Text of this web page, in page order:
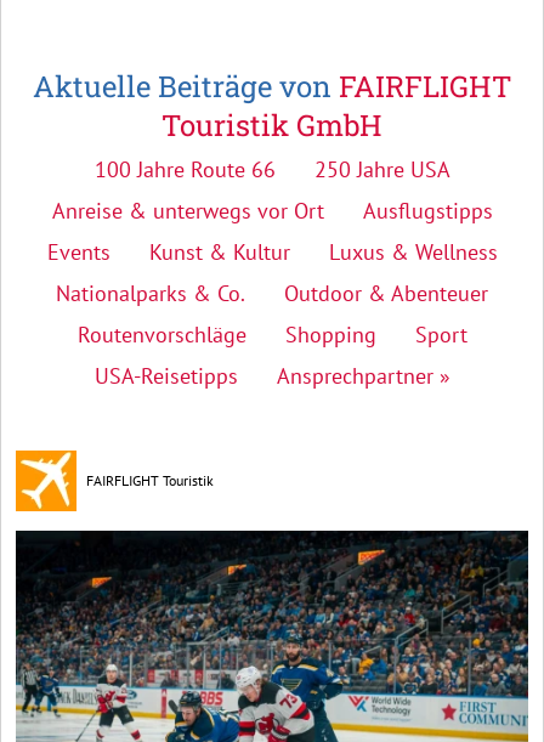
Aktuelle Beiträge von FAIRFLIGHT
Touristik GmbH
100 Jahre Route 66
250 Jahre USA
Anreise & unterwegs vor Ort
Ausflugstipps
Events
Kunst & Kultur
Luxus & Wellness
Nationalparks & Co.
Outdoor & Abenteuer
Routenvorschläge
Shopping
Sport
USA-Reisetipps
Ansprechpartner »
FAIRFLIGHT Touristik